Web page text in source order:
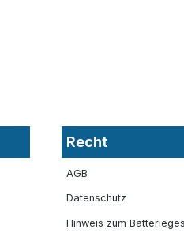
Recht
AGB
Datenschutz
Hinweis zum